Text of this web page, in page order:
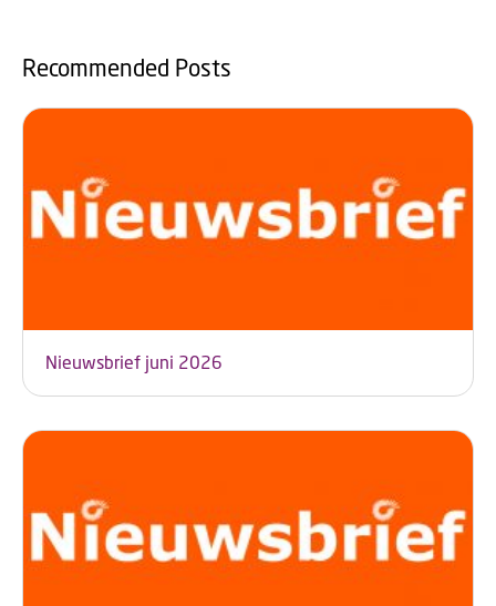
Recommended Posts
Nieuwsbrief juni 2026